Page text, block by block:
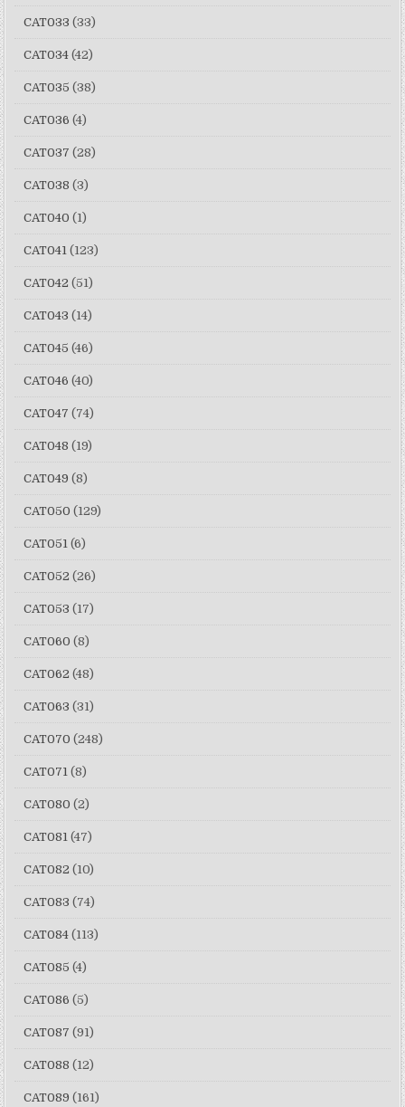
CAT033 (33)
CAT034 (42)
CAT035 (38)
CAT036 (4)
CAT037 (28)
CAT038 (3)
CAT040 (1)
CAT041 (123)
CAT042 (51)
CAT043 (14)
CAT045 (46)
CAT046 (40)
CAT047 (74)
CAT048 (19)
CAT049 (8)
CAT050 (129)
CAT051 (6)
CAT052 (26)
CAT053 (17)
CAT060 (8)
CAT062 (48)
CAT063 (31)
CAT070 (248)
CAT071 (8)
CAT080 (2)
CAT081 (47)
CAT082 (10)
CAT083 (74)
CAT084 (113)
CAT085 (4)
CAT086 (5)
CAT087 (91)
CAT088 (12)
CAT089 (161)